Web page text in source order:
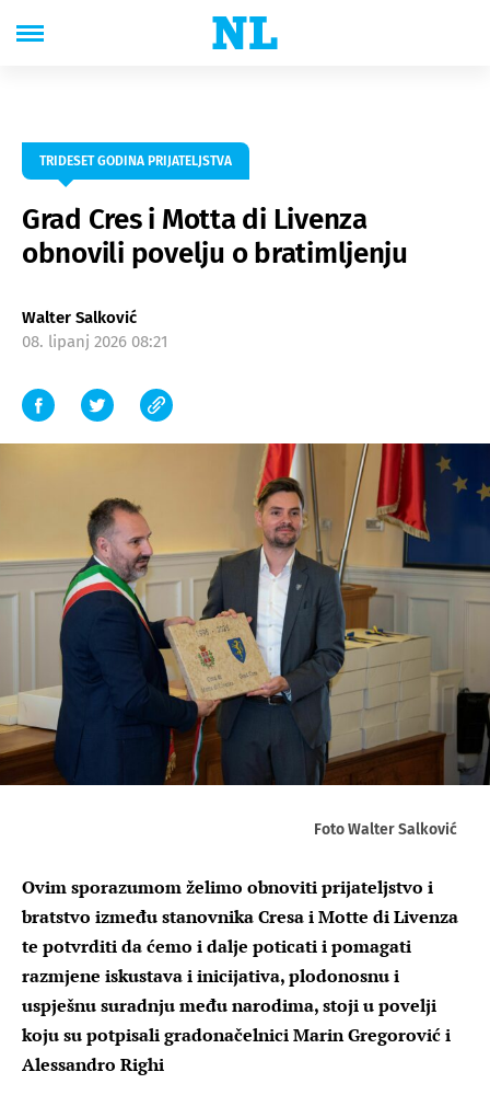
TRIDESET GODINA PRIJATELJSTVA
Grad Cres i Motta di Livenza
obnovili povelju o bratimljenju
Walter Salković
08. lipanj 2026 08:21
Foto Walter Salković
Ovim sporazumom želimo obnoviti prijateljstvo i
bratstvo između stanovnika Cresa i Motte di Livenza
te potvrditi da ćemo i dalje poticati i pomagati
razmjene iskustava i inicijativa, plodonosnu i
uspješnu suradnju među narodima, stoji u povelji
koju su potpisali gradonačelnici Marin Gregorović i
Alessandro Righi